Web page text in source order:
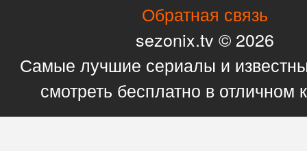
Обратная связь
sezonix.tv © 2026
Самые лучшие сериалы и
смотреть бесплатно в отличном